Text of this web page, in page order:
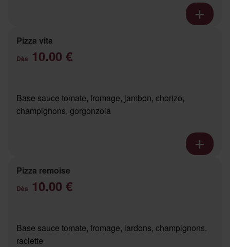
Pizza vita
Dès 10.00 €
Base sauce tomate, fromage, jambon, chorizo,
champignons, gorgonzola
Pizza remoise
Dès 10.00 €
Base sauce tomate, fromage, lardons, champignons,
raclette